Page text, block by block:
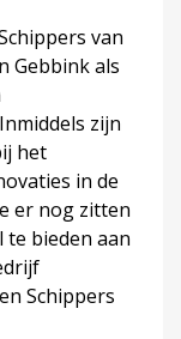
van
Gebbink als
zijn
het
in de
er nog zitten
te bieden aan
Schippers